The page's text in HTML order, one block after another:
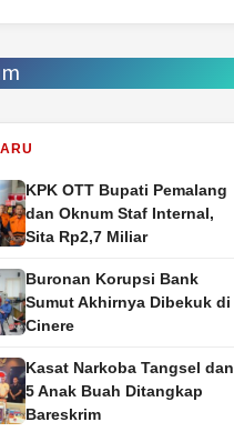
‎KPK OTT Bupati Pemalang
dan Oknum Staf Internal,
Sita Rp2,7 Miliar
Buronan Korupsi Bank
Sumut Akhirnya Dibekuk di
Cinere
Kasat Narkoba Tangsel dan
5 Anak Buah Ditangkap
Bareskrim